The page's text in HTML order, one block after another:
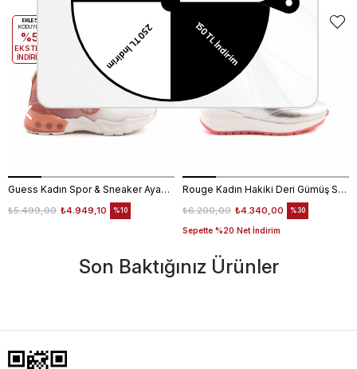
Guess Kadın Spor & Sneaker Ayakkabı FL6T2CELE12
₺4.949,10
₺5.499,00 %10
EKLE5
KODUYLA
%5
EKSTRA
İNDİRİM
Rouge Kadın Hakiki Deri Gümüş Spor & Sneaker Ayakkabı
₺4.340,00
₺6.200,00
Sepette %20 Net İndirim
%30
KODUYLA
%5
EKSTRA
Son Baktığınız Ürünler